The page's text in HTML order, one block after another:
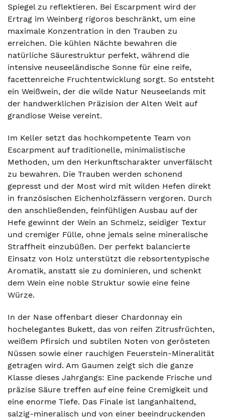
Spiegel zu reflektieren. Bei Escarpment wird der
Ertrag im Weinberg rigoros beschränkt, um eine
maximale Konzentration in den Trauben zu
erreichen. Die kühlen Nächte bewahren die
natürliche Säurestruktur perfekt, während die
intensive neuseeländische Sonne für eine reife,
facettenreiche Fruchtentwicklung sorgt. So entsteht
ein Weißwein, der die wilde Natur Neuseelands mit
der handwerklichen Präzision der Alten Welt auf
grandiose Weise vereint.
Im Keller setzt das hochkompetente Team von
Escarpment auf traditionelle, minimalistische
Methoden, um den Herkunftscharakter unverfälscht
zu bewahren. Die Trauben werden schonend
gepresst und der Most wird mit wilden Hefen direkt
in französischen Eichenholzfässern vergoren. Durch
den anschließenden, feinfühligen Ausbau auf der
Hefe gewinnt der Wein an Schmelz, seidiger Textur
und cremiger Fülle, ohne jemals seine mineralische
Straffheit einzubüßen. Der perfekt balancierte
Einsatz von Holz unterstützt die rebsortentypische
Aromatik, anstatt sie zu dominieren, und schenkt
dem Wein eine noble Struktur sowie eine feine
Würze.
In der Nase offenbart dieser Chardonnay ein
hochelegantes Bukett, das von reifen Zitrusfrüchten,
weißem Pfirsich und subtilen Noten von gerösteten
Nüssen sowie einer rauchigen Feuerstein-Mineralität
getragen wird. Am Gaumen zeigt sich die ganze
Klasse dieses Jahrgangs: Eine packende Frische und
präzise Säure treffen auf eine feine Cremigkeit und
eine enorme Tiefe. Das Finale ist langanhaltend,
salzig-mineralisch und von einer beeindruckenden